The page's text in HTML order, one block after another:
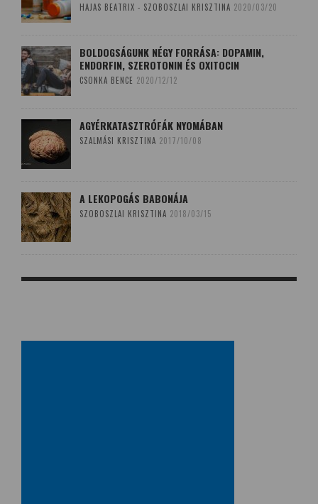
HAJAS BEATRIX - SZOBOSZLAI KRISZTINA 2020/03/20
BOLDOGSÁGUNK NÉGY FORRÁSA: DOPAMIN,
ENDORFIN, SZEROTONIN ÉS OXITOCIN
CSONKA BENCE 2020/12/12
AGYÉRKATASZTRÓFÁK NYOMÁBAN
SZALMÁSI KRISZTINA 2017/10/08
A LEKOPOGÁS BABONÁJA
SZOBOSZLAI KRISZTINA 2018/03/15